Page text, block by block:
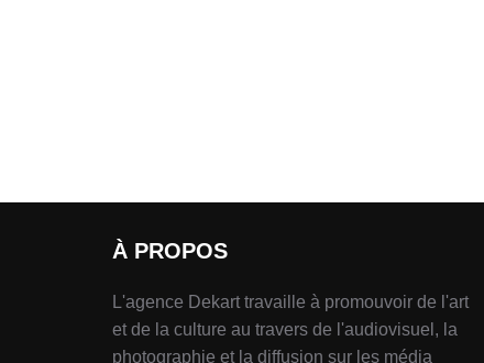
À PROPOS
L'agence Dekart travaille à promouvoir de l'art
et de la culture au travers de l'audiovisuel, la
photographie et la diffusion sur les média